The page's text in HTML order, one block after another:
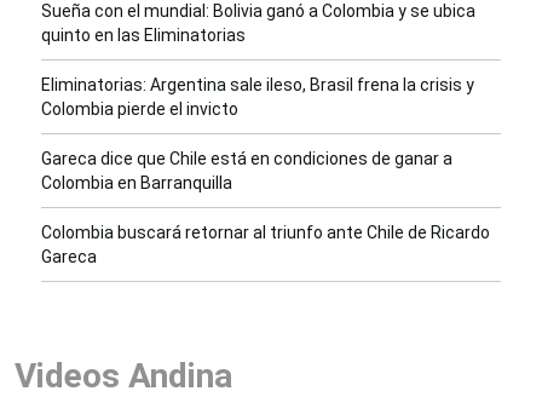
Sueña con el mundial: Bolivia ganó a Colombia y se ubica
quinto en las Eliminatorias
Eliminatorias: Argentina sale ileso, Brasil frena la crisis y
Colombia pierde el invicto
Gareca dice que Chile está en condiciones de ganar a
Colombia en Barranquilla
Colombia buscará retornar al triunfo ante Chile de Ricardo
Gareca
Videos Andina